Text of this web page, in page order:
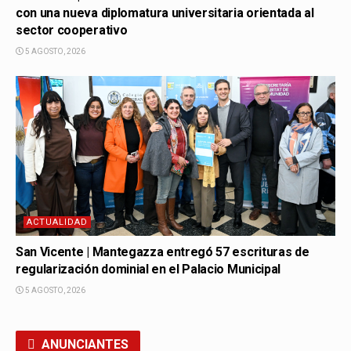
con una nueva diplomatura universitaria orientada al
sector cooperativo
5 AGOSTO, 2026
ACTUALIDAD
San Vicente | Mantegazza entregó 57 escrituras de
regularización dominial en el Palacio Municipal
5 AGOSTO, 2026
ANUNCIANTES